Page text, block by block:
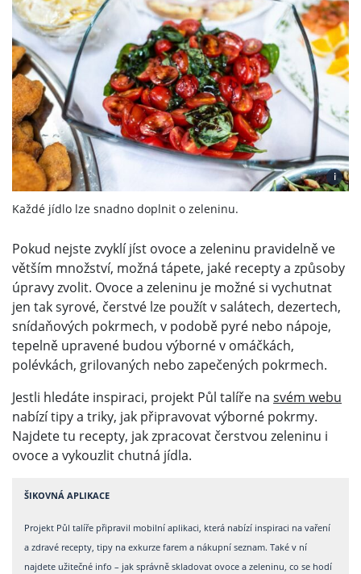
i
Každé jídlo lze snadno doplnit o zeleninu.
Pokud nejste zvyklí jíst ovoce a zeleninu pravidelně ve
větším množství, možná tápete, jaké recepty a způsoby
úpravy zvolit. Ovoce a zeleninu je možné si vychutnat
jen tak syrové, čerstvé lze použít v salátech, dezertech,
snídaňových pokrmech, v podobě pyré nebo nápoje,
tepelně upravené budou výborné v omáčkách,
polévkách, grilovaných nebo zapečených pokrmech.
Jestli hledáte inspiraci, projekt Půl talíře na svém webu
nabízí tipy a triky, jak připravovat výborné pokrmy.
Najdete tu recepty, jak zpracovat čerstvou zeleninu i
ovoce a vykouzlit chutná jídla.
ŠIKOVNÁ APLIKACE
Projekt Půl talíře připravil mobilní aplikaci, která nabízí inspiraci na vaření
a zdravé recepty, tipy na exkurze farem a nákupní seznam. Také v ní
najdete užitečné info – jak správně skladovat ovoce a zeleninu, co se hodí